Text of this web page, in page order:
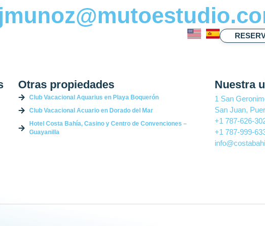
Otras propiedades
Club Vacacional Aquarius en Playa Boquerón
Club Vacacional Acuario en Dorado del Mar
Hotel Costa Bahía, Casino y Centro de Convenciones –
Guayanilla
Nuestra
1 San
San Juan,
+1 787-626-
+1 787-999-